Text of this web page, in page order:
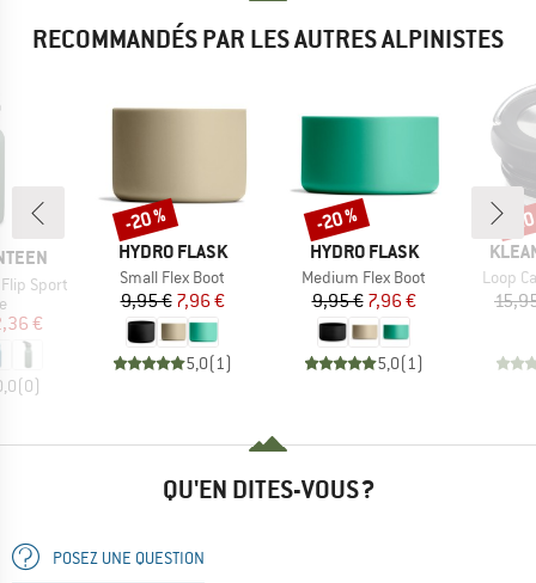
RECOMMANDÉS PAR LES AUTRES ALPINISTES
Sport
group
réduit
€
(0)
MARQUE
HYDRO FLASK
Article
Small Flex Boot
Prix
9,95 €Prix réduit
7,96 €
5,0(1)
Remise
-20 %
MARQUE
HYDRO FLASK
Article
Medium Flex Boot
Prix
9,95 €Prix réduit
7,96 €
5,0(1)
Remise
-20 %
Article
Loop
-
QU'EN DITES-VOUS ?
POSEZ UNE QUESTION